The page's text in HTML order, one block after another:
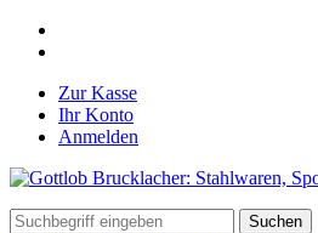
Zur Kasse
Ihr Konto
Anmelden
Suchen